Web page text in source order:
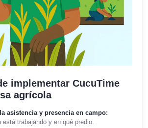
implementar CucuTime
agrícola
asistencia y presencia en campo:
está trabajando y en qué predio.